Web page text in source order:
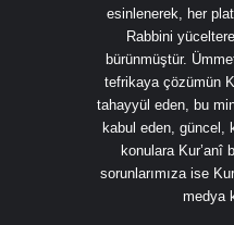
esinlenerek, her
Rabbini
bürünmüştür.
tefrikaya çözümün
tahayyül eden, bu
kabul eden, güncel,
konulara Kur’anî
sorunlarımıza ise
medya